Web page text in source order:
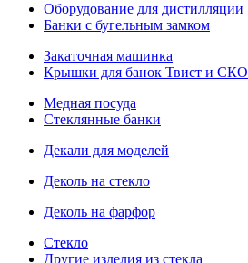
Оборудование для дистилляции
Банки с бугельным замком
Закаточная машинка
Крышки для банок Твист и СКО
Медная посуда
Стеклянные банки
Декали для моделей
Деколь на стекло
Деколь на фарфор
Стекло
Другие изделия из стекла